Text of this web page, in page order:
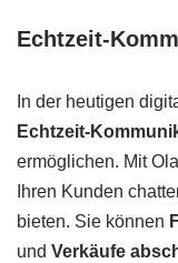
Echtzeit-
In der heutigen
Echtzeit-
ermöglichen. Mit
Ihren Kunden
bieten. Sie können
und Verkäufe